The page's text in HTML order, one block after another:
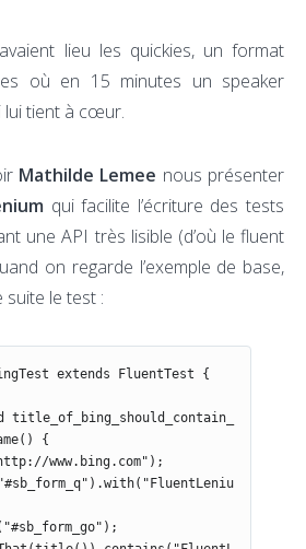
lieu les quickies, un format
où en 15 minutes un speaker
lui tient à cœur.
Mathilde Lemee nous présenter
qui facilite l’écriture des tests
une API très lisible (d’où le fluent
on regarde l’exemple de base,
le test :
extends FluentTest {
{